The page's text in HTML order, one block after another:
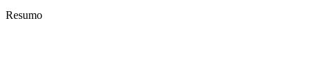
Resumo